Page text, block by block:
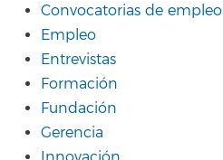
Convocatorias de empleo
Empleo
Entrevistas
Formación
Fundación
Gerencia